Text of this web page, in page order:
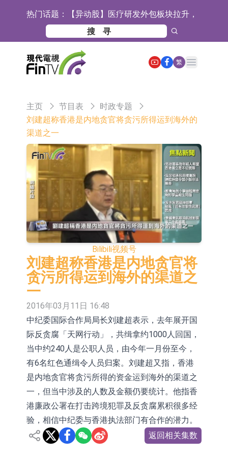
热门话题： 【异动股】医疗研发外包板块拉升，
博腾股份(300363.CN)涨20.02%
日韩股市收盘双双下跌
依米康：海外交付以东南亚、中东市
场为主 并已取得欧美相关认证
上交所：财通多策略福鑫定期开放灵
时停牌
业股票型证券投资基金临时停牌
【异动股】港股跌幅榜前十，卡森国
(08611.HK)跌21.01%
技(02261.HK)涨+75.05%，辰兴发展
(02286.HK)涨+64.91%
神火股份：新疆神火铝水转化率已
100%
【异动股】焦炭Ⅲ板块下挫，陕西黑
猫(601015.CN)跌8.38%
浙江证监局对财通证券股份有限公司
采取出具警示函措施
山金国际：港股上市工作正常推进中
【异动股】港股跌幅榜前十，九福来
(08611.HK)跌21.43%，天瑞汽车内饰
(06162.HK)跌18.44%
【异动股】港股涨幅榜前十，佳明集
团控股(01271.HK)涨+78.22%，拿森
科技(02261.HK)涨+64.11%
斯迪克：公司为国内折叠屏核心功能
材料供应商
恒瑞医药：公司已在中国获批上市26
款1类创新药、6款2类新药
聚辰股份：公司VPD芯片已顺利通过
目标客户的测试认证
上期所：7月份对11个实际控制关系
账户组采取限制开仓的监管措施
特发服务：成功中标哔哩哔哩上海滨
江总部物业服务项目
亚太股份：公司是零跑汽车和
Stellantis集团的供应商
理工雷科面向边缘AI场景推出"山
海"系列智算模组 系列产品基于国产
CPU与GPU构建
繁
Open main menu
主页 节目表
时政专题
刘建超称香港是内地贪官将贪污所得运到海外的
渠道之一
Bilibili视频号
刘建超称香港是内地贪官将
贪污所得运到海外的渠道之
一
2016年03月11日 16:48
中纪委国际合作局局长刘建超表示，去年展开国
际反贪腐「天网行动」，共缉拿约1000人回国，
当中约240人是公职人员，由今年一月份至今，
有6名红色通缉令人员归案。刘建超又指，香港
是内地贪官将贪污所得的资金运到海外的渠道之
一，但当中涉及的人数及金额仍要统计。他指香
港廉政公署在打击跨境犯罪及反贪腐累积很多经
验，相信中纪委与香港执法部门有合作的潜力。
返回相关集数